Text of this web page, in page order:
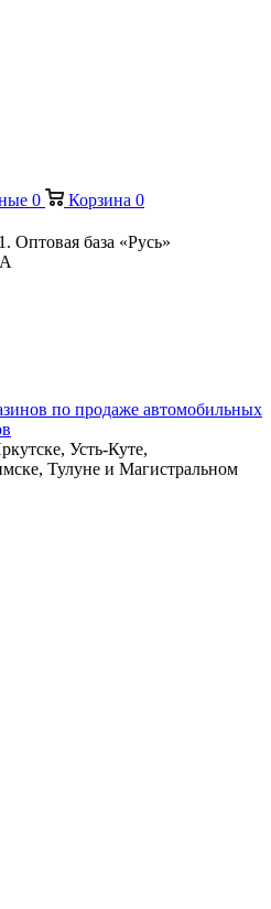
0 Корзина 0
Оптовая база «Русь»
Усть-Куте,
Тулуне и Магистральном